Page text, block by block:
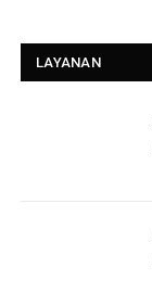
LAYANAN